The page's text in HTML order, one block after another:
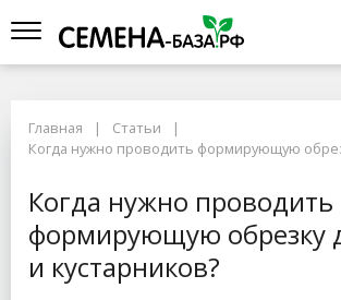
Главная
Статьи
Когда нужно проводить формирующую
Когда нужно проводить
формирующую обрезку
и кустарников?